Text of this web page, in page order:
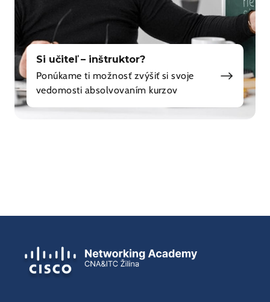
Si učiteľ – inštruktor?
Ponúkame ti možnosť zvýšiť si svoje
vedomosti absolvovaním kurzov